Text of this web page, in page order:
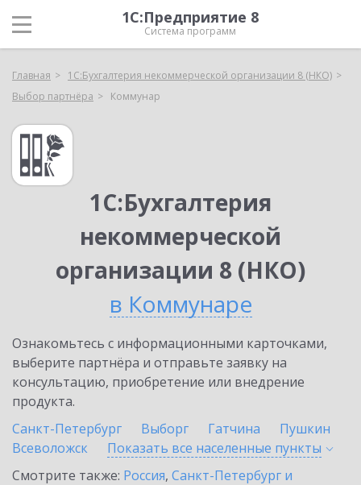
1С:Предприятие 8
Система программ
Главная
1С:Бухгалтерия некоммерческой организации 8 (НКО)
Выбор партнёра
Коммунар
1С:Бухгалтерия
некоммерческой
организации 8 (НКО)
в Коммунаре
Ознакомьтесь с информационными карточками,
выберите партнёра и отправьте заявку на
консультацию, приобретение или внедрение
продукта.
Санкт-Петербург
Выборг Гатчина
Пушкин
Всеволожск
Показать все населенные пункты
Смотрите также: Россия, Санкт-Петербург и